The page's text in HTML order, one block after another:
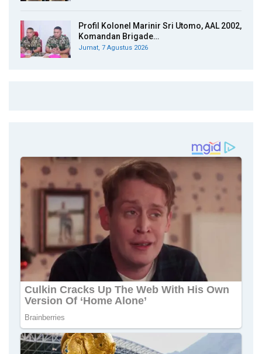
Profil Kolonel Marinir Sri Utomo, AAL 2002,
Komandan Brigade…
Jumat, 7 Agustus 2026